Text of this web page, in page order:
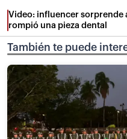
Video: influencer sorprende
rompió una pieza dental
También te puede